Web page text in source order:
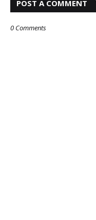
POST A COMMENT
0 Comments